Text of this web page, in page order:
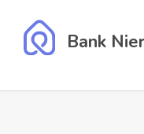
Bank